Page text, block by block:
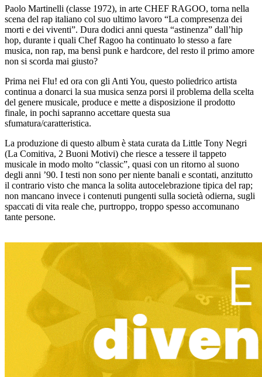
Paolo Martinelli (classe 1972), in arte CHEF RAGOO, torna nella
scena del rap italiano col suo ultimo lavoro “La compresenza dei
morti e dei viventi”. Dura dodici anni questa “astinenza” dall’hip
hop, durante i quali Chef Ragoo ha continuato lo stesso a fare
musica, non rap, ma bensì punk e hardcore, del resto il primo amore
non si scorda mai giusto?
Prima nei Flu! ed ora con gli Anti You, questo poliedrico artista
continua a donarci la sua musica senza porsi il problema della scelta
del genere musicale, produce e mette a disposizione il prodotto
finale, in pochi sapranno accettare questa sua
sfumatura/caratteristica.
La produzione di questo album è stata curata da Little Tony Negri
(La Comitiva, 2 Buoni Motivi) che riesce a tessere il tappeto
musicale in modo molto “classic”, quasi con un ritorno al suono
degli anni ’90. I testi non sono per niente banali e scontati, anzitutto
il contrario visto che manca la solita autocelebrazione tipica del rap;
non mancano invece i contenuti pungenti sulla società odierna, sugli
spaccati di vita reale che, purtroppo, troppo spesso accomunano
tante persone.